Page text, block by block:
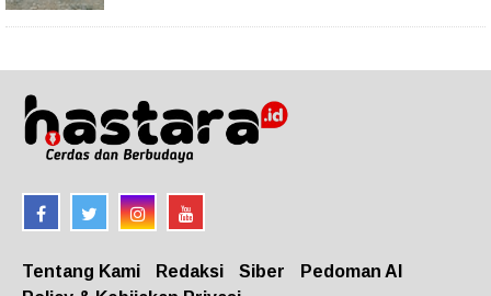
Tentang Kami Redaksi Siber
Pedoman AI